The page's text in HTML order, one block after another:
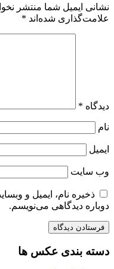
نشانی ایمیل شما منتشر
علامت‌گذاری شده‌اند *
دیدگاه *
نام
ایمیل
وب‌ سایت
ذخیره نام، ایمیل و
دوباره دیدگاهی می‌نویسم.
دسته بندی عکس ها